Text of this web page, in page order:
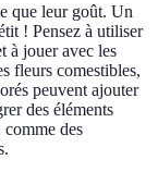
que leur goût. Un
! Pensez à utiliser
à jouer avec les
fleurs comestibles,
peuvent ajouter
des éléments
des